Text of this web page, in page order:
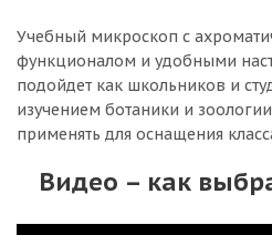
Учебный микроскоп с
функционалом и удобными
подойдет как школьников и
изучением ботаники и
применять для оснащения
Видео – как